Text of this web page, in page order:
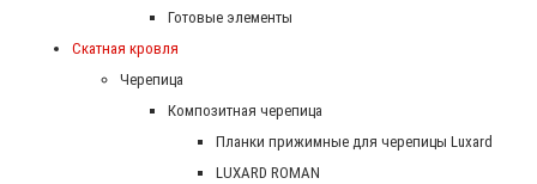
Готовые элементы
Скатная кровля
Черепица
Композитная черепица
Планки прижимные для черепицы Luxard
LUXARD ROMAN